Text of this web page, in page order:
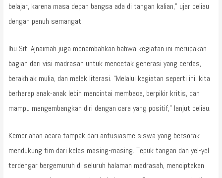
belajar, karena masa depan bangsa ada di tangan kalian,” ujar beliau
dengan penuh semangat.
Ibu Siti Ajnaimah juga menambahkan bahwa kegiatan ini merupakan
bagian dari visi madrasah untuk mencetak generasi yang cerdas,
berakhlak mulia, dan melek literasi. “Melalui kegiatan seperti ini, kita
berharap anak-anak lebih mencintai membaca, berpikir kritis, dan
mampu mengembangkan diri dengan cara yang positif,” lanjut beliau.
Kemeriahan acara tampak dari antusiasme siswa yang bersorak
mendukung tim dari kelas masing-masing. Tepuk tangan dan yel-yel
terdengar bergemuruh di seluruh halaman madrasah, menciptakan